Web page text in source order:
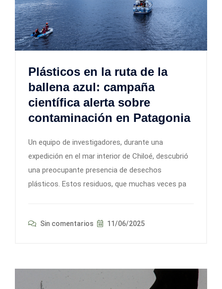
Plásticos en la ruta de la
ballena azul: campaña
científica alerta sobre
contaminación en Patagonia
Un equipo de investigadores, durante una
expedición en el mar interior de Chiloé, descubrió
una preocupante presencia de desechos
plásticos. Estos residuos, que muchas veces pa
Sin comentarios 11/06/2025